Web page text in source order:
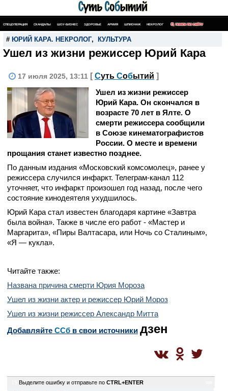
СПЕЦОПЕРАЦИЯ СКАНДАЛЫ ШОУ-БИЗНЕС ЗДОРОВЬЕ АРМИЯ ШПИОНАЖ НЕКРОЛОГ ПОИСК ПО САЙТУ
# ЮРИЙ КАРА. НЕКРОЛОГ, КУЛЬТУРА
Ушел из жизни режиссер Юрий Кара
17 июля 2025, 13:11 [ Суть Событий ]
Ушел из жизни режиссер
Юрий Кара. Он скончался в
возрасте 70 лет в Ялте. О
смерти режиссера сообщили
в Союзе кинематографистов
России. О месте и времени
прощания станет известно позднее.
По данным издания «Московский комсомолец», ранее у
режиссера случился инфаркт. Телеграм-канал 112
уточняет, что инфаркт произошел год назад, после чего
состояние кинодеятеля ухудшилось.
Юрий Кара стал известен благодаря картине «Завтра
была война». Также в числе его работ - «Мастер и
Маргарита», «Пиры Валтасара, или Ночь со Сталиным»,
«Я — кукла».
Читайте также:
Названа причина смерти Юрия Мороза
Ушел из жизни актер и режиссер Юрий Мороз
Ушел из жизни режиссер Александр Митта
Добавляйте CСб в свои источники дзен
Выделите ошибку и отправьте по CTRL+ENTER